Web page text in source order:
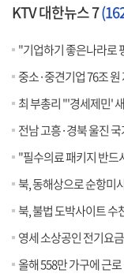
KTV 대한뉴스 7
"기업하기 좋은나라로
중소·중견기업 76조
최 부총리 "'경세제민'
전남 고흥·경북 울진
"필수의료 패키지 반드
북, 동해상으로 순항미
북, 불법 도박사이트 수
영세 소상공인 전기요금
올해 558만 가구에 근